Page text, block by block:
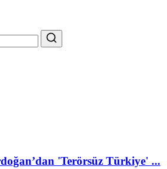
'Terörsüz Türkiye' ...